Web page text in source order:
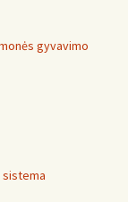
gyvavimo
sistema